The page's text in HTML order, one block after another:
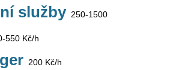
služby 250-1500
550 Kč/h
200 Kč/h